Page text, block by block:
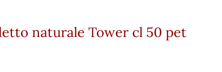
naturale Tower cl 50 pet